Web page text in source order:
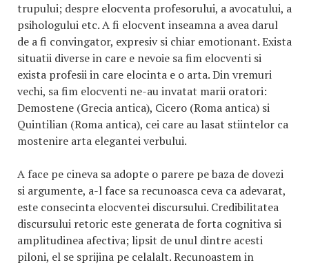
trupului; despre elocventa profesorului, a avocatului, a
psihologului etc. A fi elocvent inseamna a avea darul
de a fi convingator, expresiv si chiar emotionant. Exista
situatii diverse in care e nevoie sa fim elocventi si
exista profesii in care elocinta e o arta. Din vremuri
vechi, sa fim elocventi ne-au invatat marii oratori:
Demostene (Grecia antica), Cicero (Roma antica) si
Quintilian (Roma antica), cei care au lasat stiintelor ca
mostenire arta elegantei verbului.
A face pe cineva sa adopte o parere pe baza de dovezi
si argumente, a-l face sa recunoasca ceva ca adevarat,
este consecinta elocventei discursului. Credibilitatea
discursului retoric este generata de forta cognitiva si
amplitudinea afectiva; lipsit de unul dintre acesti
piloni, el se sprijina pe celalalt. Recunoastem in